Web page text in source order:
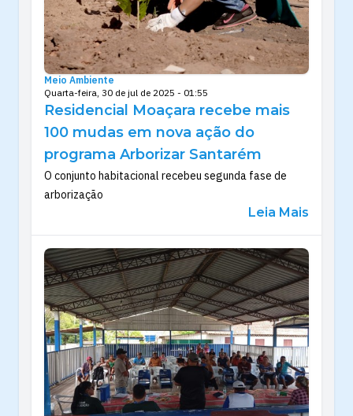
Meio Ambiente
Quarta-feira, 30 de jul de 2025 - 01:55
Residencial Moaçara recebe mais
100 mudas em nova ação do
programa Arborizar Santarém
O conjunto habitacional recebeu segunda fase de
arborização
Leia Mais